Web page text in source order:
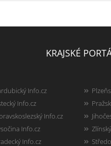
KRAJSKÉ
Info.cz
Info.cz
Info.cz
Info.cz
Info.cz